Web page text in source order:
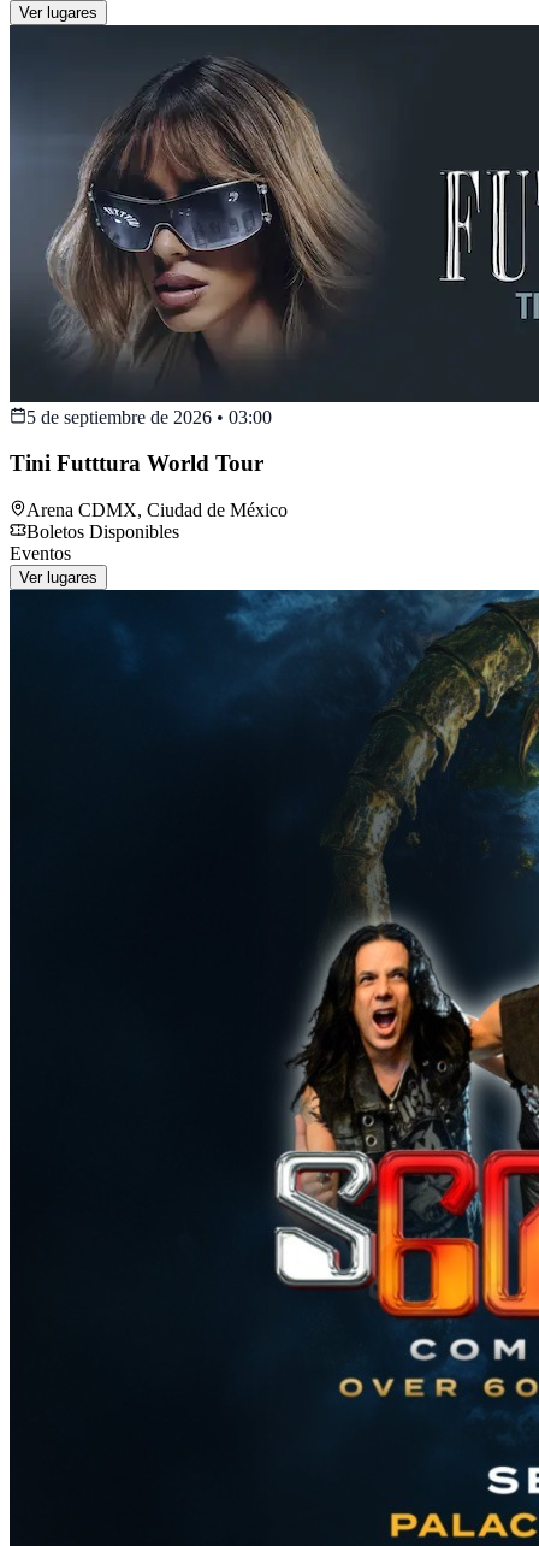
Ver lugares
5 de septiembre de 2026 • 03:00
Tini Futttura World Tour
Arena CDMX, Ciudad de México
Boletos Disponibles
Eventos
Ver lugares